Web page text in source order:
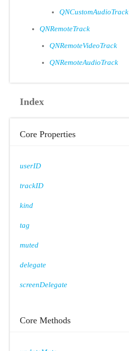
QNCustomAudioTrack
QNRemoteTrack
QNRemoteVideoTrack
QNRemoteAudioTrack
Index
Core Properties
userID
trackID
kind
tag
muted
delegate
screenDelegate
Core Methods